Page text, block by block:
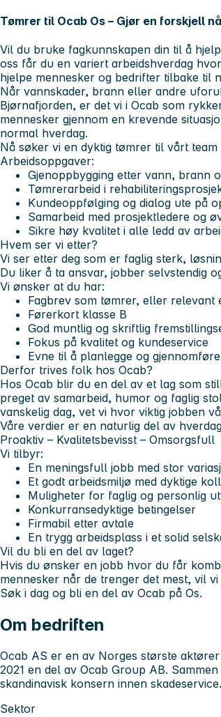
Tømrer til Ocab Os – Gjør en forskjell
Vil du bruke fagkunnskapen din til å
oss får du en variert arbeidshverdag
hjelpe mennesker og bedrifter tilbake til
Når vannskader, brann eller andre
Bjørnafjorden, er det vi i Ocab som
mennesker gjennom en krevende
normal hverdag.
Nå søker vi en dyktig tømrer til vårt team
Arbeidsoppgaver:
Gjenoppbygging etter vann, brann
Tømrerarbeid i
Kundeoppfølging og dialog ute på
Samarbeid med prosjektledere og
Sikre høy kvalitet i alle ledd av
Hvem ser vi etter?
Vi ser etter deg som er faglig sterk,
Du liker å ta ansvar, jobber selvstendig
Vi ønsker at du har:
Fagbrev som tømrer, eller relevant
Førerkort klasse B
God muntlig og skriftlig
Fokus på kvalitet og kundeservice
Evne til å planlegge og
Derfor trives folk hos Ocab?
Hos Ocab blir du en del av et lag som
preget av samarbeid, humor og faglig
vanskelig dag, vet vi hvor viktig jobben
Våre verdier er en naturlig del av
Proaktiv – Kvalitetsbevisst – Omsorgsfull
Vi tilbyr:
En meningsfull jobb med stor
Et godt arbeidsmiljø med dyktige
Muligheter for faglig og personlig
Konkurransedyktige betingelser
Firmabil etter avtale
En trygg arbeidsplass i et solid
Vil du bli en del av laget?
Hvis du ønsker en jobb hvor du får
mennesker når de trenger det mest, vil
Søk i dag og bli en del av Ocab på Os.
Om bedriften
Ocab AS er en av Norges største
2021 en del av Ocab Group AB.
skandinavisk konsern innen skadeservice.
Sektor